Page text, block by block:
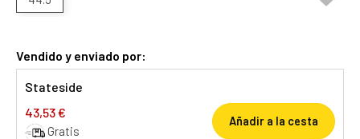
Vendido y enviado por:
Stateside
43,53 €
Gratis
Añadir a la cesta